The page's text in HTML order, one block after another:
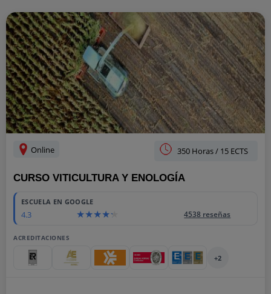
Online 350 Horas / 15 ECTS
CURSO VITICULTURA Y ENOLOGÍA
ESCUELA EN GOOGLE
4.3 4538 reseñas
ACREDITACIONES
+2